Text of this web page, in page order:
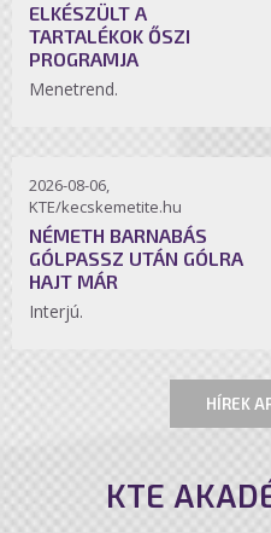
ELKÉSZÜLT A
TARTALÉKOK ŐSZI
PROGRAMJA
Menetrend.
2026-08-06,
KTE/kecskemetite.hu
NÉMETH BARNABÁS
GÓLPASSZ UTÁN GÓLRA
HAJT MÁR
Interjú.
HÍREK
KTE